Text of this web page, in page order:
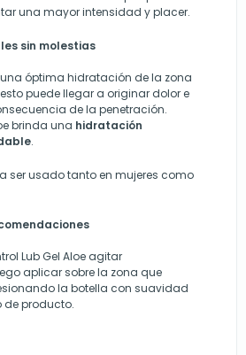
una mayor intensidad y placer.
sin molestias
óptima hidratación de la zona
esto puede llegar a originar dolor e
de la penetración.
brinda una hidratación
.
ser usado tanto en mujeres como
Lub Gel Aloe agitar
aplicar sobre la zona que
la botella con suavidad
de producto.